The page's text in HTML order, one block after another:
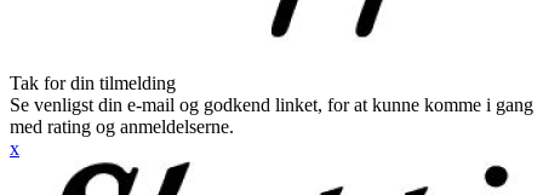
Tak for din tilmelding
Se venligst din e-mail og godkend linket, for at kunne komme i gang
med rating og anmeldelserne.
x